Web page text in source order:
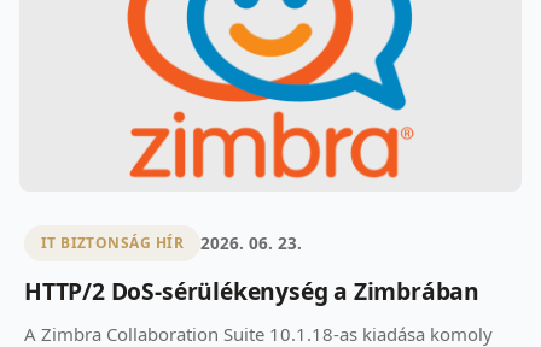
IT BIZTONSÁG HÍR 2026. 06. 23.
HTTP/2 DoS-sérülékenység a Zimbrában
A Zimbra Collaboration Suite 10.1.18-as kiadása komoly